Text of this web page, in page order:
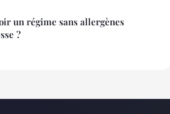
un régime sans allergènes
?